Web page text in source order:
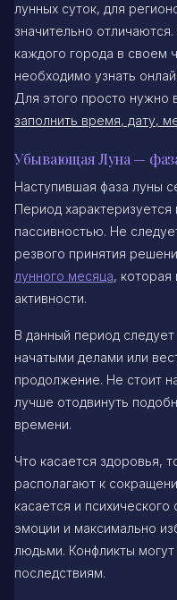
лунных суток, для
значительно
каждого города в своем
необходимо узнать
Для этого просто нужно
заполнить время, дату,
Убывающая Луна —
Наступившая фаза луны
Период
пассивностью. Не
резвого принятия
лунного месяца,
активности.
В данный период
начатыми делами или
продолжение. Не стоит
лучше отодвинуть
времени.
Что касается здоровья,
располагают к
касается и
эмоции и максимально
людьми. Конфликты
последствиям.